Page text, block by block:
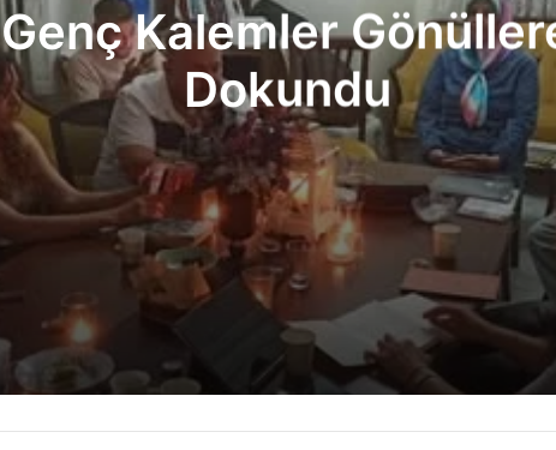
Genç Kalemler
Dokundu